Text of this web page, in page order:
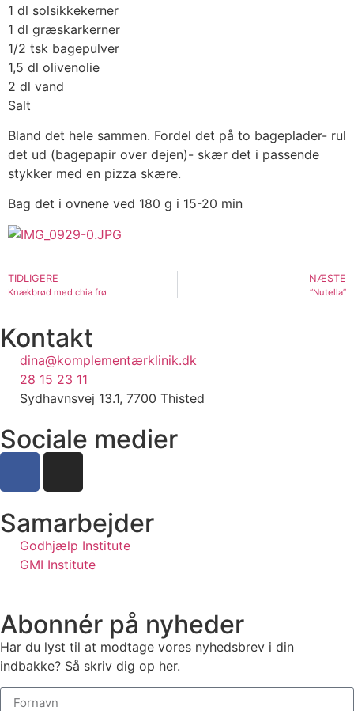
1 dl solsikkekerner
1 dl græskarkerner
1/2 tsk bagepulver
1,5 dl olivenolie
2 dl vand
Salt
Bland det hele sammen. Fordel det på to bageplader- rul
det ud (bagepapir over dejen)- skær det i passende
stykker med en pizza skære.
Bag det i ovnene ved 180 g i 15-20 min
TIDLIGERE
Knækbrød med chia frø
NÆSTE
“Nutella”
Kontakt
dina@komplementærklinik.dk
28 15 23 11
Sydhavnsvej 13.1, 7700 Thisted
Sociale medier
Samarbejder
Godhjælp Institute
GMI Institute
Abonnér på nyheder
Har du lyst til at modtage vores nyhedsbrev i din
indbakke? Så skriv dig op her.